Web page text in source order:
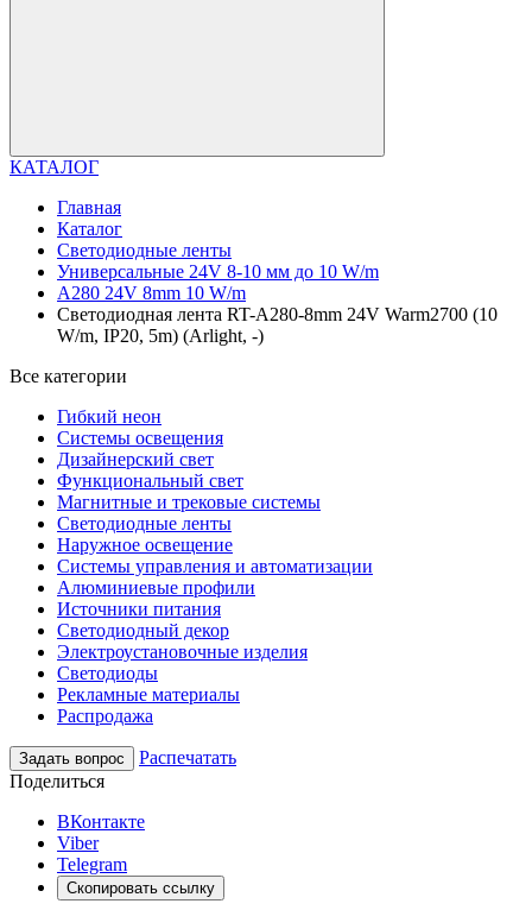
КАТАЛОГ
Главная
Каталог
Светодиодные ленты
Универсальные 24V 8-10 мм до 10 W/m
A280 24V 8mm 10 W/m
Светодиодная лента RT-A280-8mm 24V Warm2700 (10
W/m, IP20, 5m) (Arlight, -)
Все категории
Гибкий неон
Системы освещения
Дизайнерский свет
Функциональный свет
Магнитные и трековые системы
Светодиодные ленты
Наружное освещение
Системы управления и автоматизации
Алюминиевые профили
Источники питания
Светодиодный декор
Электроустановочные изделия
Светодиоды
Рекламные материалы
Распродажа
Задать вопрос
Распечатать
Поделиться
ВКонтакте
Viber
Telegram
Скопировать ссылку